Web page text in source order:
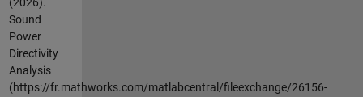
Sound
Power
Directivity
Analysis
(https://fr.mathworks.com/matlabcentral/fileexchange/26156-